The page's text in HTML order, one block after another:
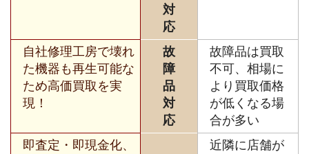
対
応
自社修理工房で壊れ
た機器も再生可能な
ため高価買取を実
現！
故
障
品
対
応
故障品は買取
不可、相場に
より買取価格
が低くなる場
合が多い
即査定・即現金化、
近隣に店舗が